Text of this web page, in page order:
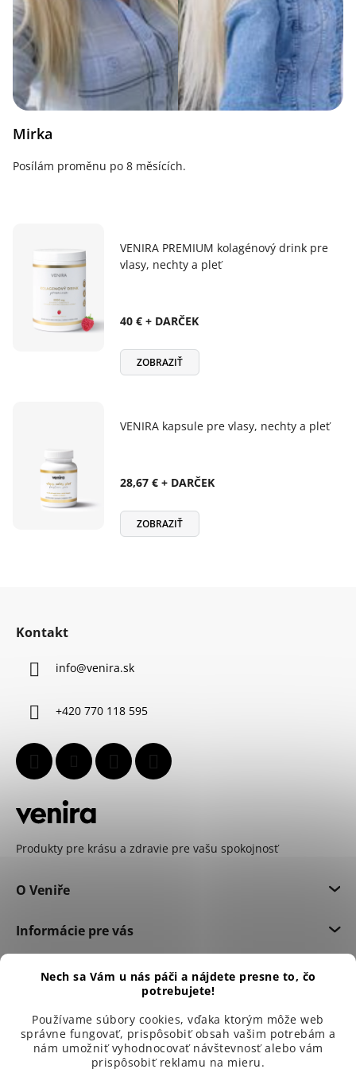
Nech sa Vám u nás páči a nájdete presne to, čo
potrebujete!
Používame súbory cookies, vďaka ktorým môže web
správne fungovať, prispôsobiť obsah vašim potrebám a
nám umožniť vyhodnocovať návštevnosť alebo vám
prispôsobiť reklamu na mieru.
Mirka
Posílám proměnu po 8 měsících.
VENIRA PREMIUM kolagénový drink pre
vlasy, nechty a pleť
40 € + DARČEK
ZOBRAZIŤ
VENIRA kapsule pre vlasy, nechty a pleť
28,67 € + DARČEK
ZOBRAZIŤ
Kontakt
info@venira.sk
+420 770 118 595
Produkty pre krásu a zdravie pre vašu spokojnosť
O Veniře
Informácie pre vás
Dôležité informácie